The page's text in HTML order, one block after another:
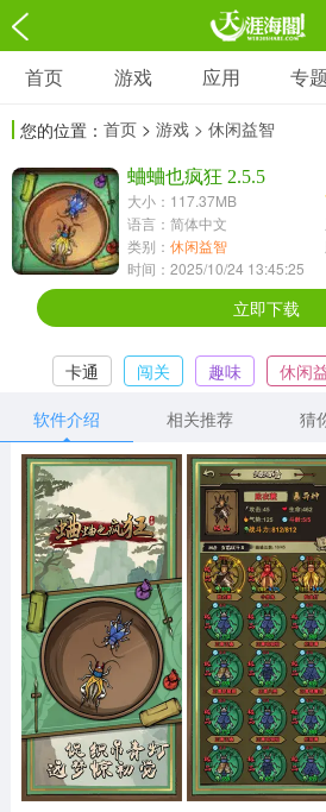
游戏
3697款应用
1597款应用
休闲益智
13387款应用
2196款应用
1072款应用
418款应用
音乐舞蹈
269款应用
2716款应用
其他
1654款应用
游戏助手
515款应用
首页 游戏 应用 专题
您的位置： 首页 > 游戏 > 休闲益智
蛐蛐也疯狂 2.5.5
大小：117.37MB
语言：简体中文
类别： 休闲益智
时间：2025/10/24 13:45:25
立即下载
卡通 闯关 趣味 休闲
软件介绍
相关推荐 猜